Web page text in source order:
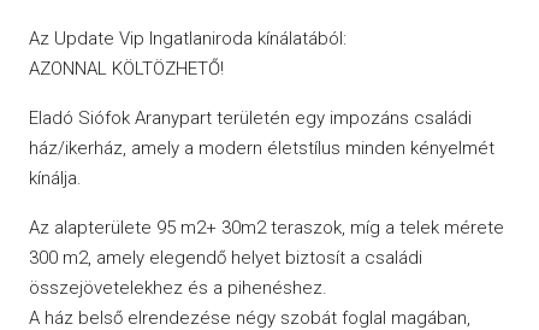
Az Update Vip Ingatlaniroda kínálatából:
AZONNAL KÖLTÖZHETŐ!
Eladó Siófok Aranypart területén egy impozáns családi
ház/ikerház, amely a modern életstílus minden kényelmét
kínálja.
Az alapterülete 95 m2+ 30m2 teraszok, míg a telek mérete
300 m2, amely elegendő helyet biztosít a családi
összejövetelekhez és a pihenéshez.
A ház belső elrendezése négy szobát foglal magában,